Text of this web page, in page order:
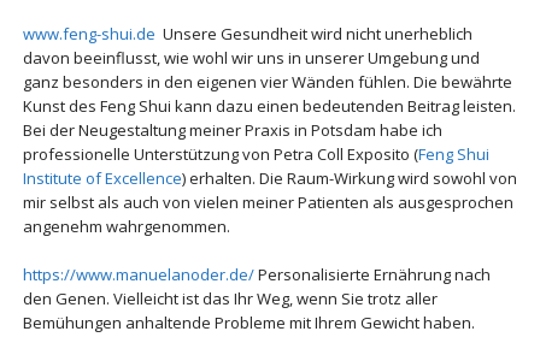
www.feng-shui.de Unsere Gesundheit wird nicht unerheblich
davon beeinflusst, wie wohl wir uns in unserer Umgebung und
ganz besonders in den eigenen vier Wänden fühlen. Die bewährte
Kunst des Feng Shui kann dazu einen bedeutenden Beitrag leisten.
Bei der Neugestaltung meiner Praxis in Potsdam habe ich
professionelle Unterstützung von Petra Coll Exposito (Feng Shui
Institute of Excellence) erhalten. Die Raum-Wirkung wird sowohl von
mir selbst als auch von vielen meiner Patienten als ausgesprochen
angenehm wahrgenommen.
https://www.manuelanoder.de/Personalisierte Ernährung nach
den Genen. Vielleicht ist das Ihr Weg, wenn Sie trotz aller
Bemühungen anhaltende Probleme mit Ihrem Gewicht haben.